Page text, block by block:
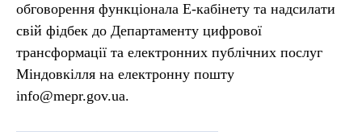
обговорення функціонала Е-кабінету та надсилати
свій фідбек до Департаменту цифрової
трансформації та електронних публічних послуг
Міндовкілля на електронну пошту
info@mepr.gov.ua.